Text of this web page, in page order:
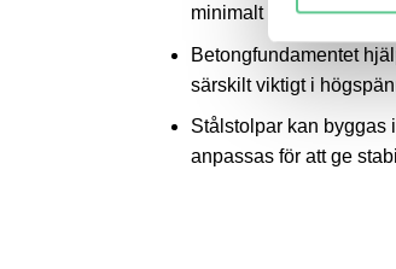
minimalt underhåll
Betongfundamentet
särskilt viktigt i
Stålstolpar kan byggas
anpassas för att ge